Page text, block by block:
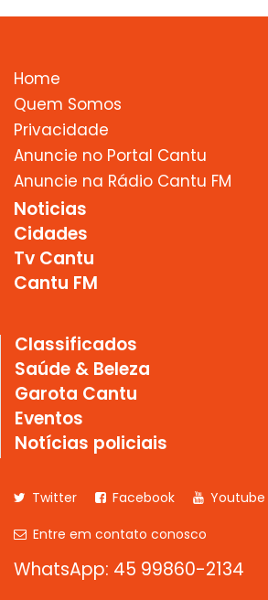
Home
Quem Somos
Privacidade
Anuncie no Portal Cantu
Anuncie na Rádio Cantu FM
Noticias
Cidades
Tv Cantu
Cantu FM
Classificados
Saúde & Beleza
Garota Cantu
Eventos
Notícias policiais
Twitter Facebook
Youtube
Entre em contato conosco
WhatsApp: 45 99860-2134